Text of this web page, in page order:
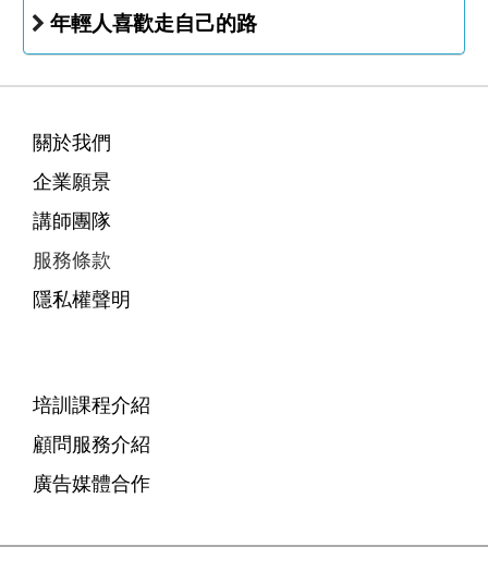
年輕人喜歡走自己的路
關於我們
企業願景
講師團隊
服務條款
隱私權聲明
培訓課程介紹
顧問服務介紹
廣告媒體合作